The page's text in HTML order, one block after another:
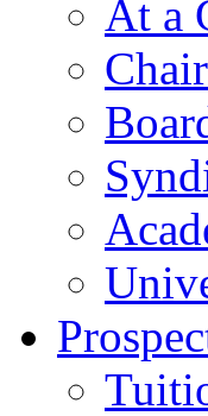
At a